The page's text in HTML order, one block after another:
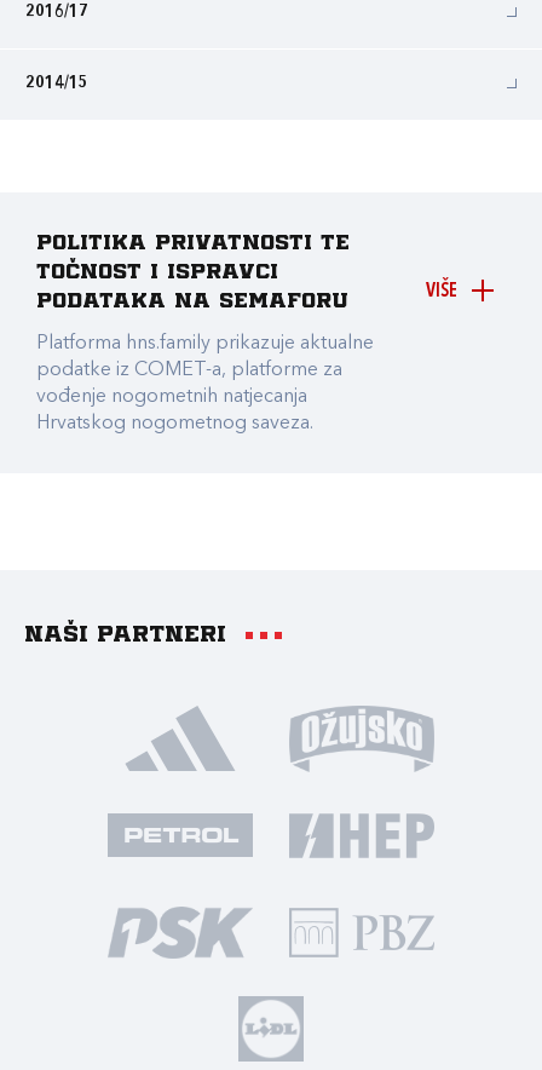
2016/17
2014/15
VIŠE
Politika privatnosti te
točnost i ispravci
podataka na Semaforu
Platforma hns.family prikazuje aktualne
podatke iz COMET-a, platforme za
vođenje nogometnih natjecanja
Hrvatskog nogometnog saveza.
Naši partneri